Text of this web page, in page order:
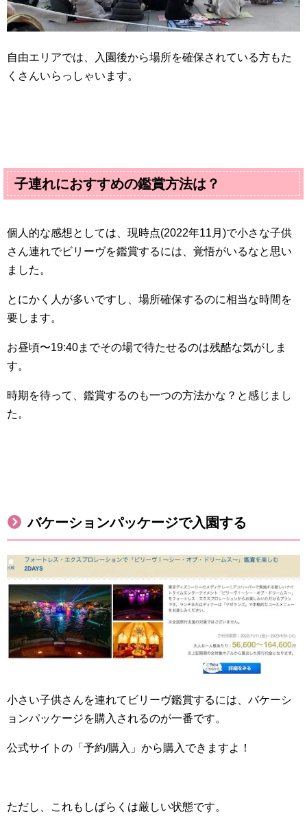
自由エリアでは、入園後から場所を確保されている方もた
くさんいらっしゃいます。
子連れにおすすめの鑑賞方法は？
個人的な感想としては、現時点(2022年11月)で小さな子供
さん連れでビリーヴを鑑賞するには、覚悟がいるなと思い
ました。
とにかく人が多いですし、場所確保するのに相当な時間を
要します。
お昼頃〜19:40までその場で待たせるのは残酷な気がしま
す。
時期を待って、鑑賞するのも一つの方法かな？と感じまし
た。
バケーションパッケージで入園する
小さい子供さんを連れてビリーヴ鑑賞するには、バケーシ
ョンパッケージを購入されるのが一番です。
公式サイトの「予約/購入」から購入できますよ！
ただし、これもしばらくは厳しい状態です。